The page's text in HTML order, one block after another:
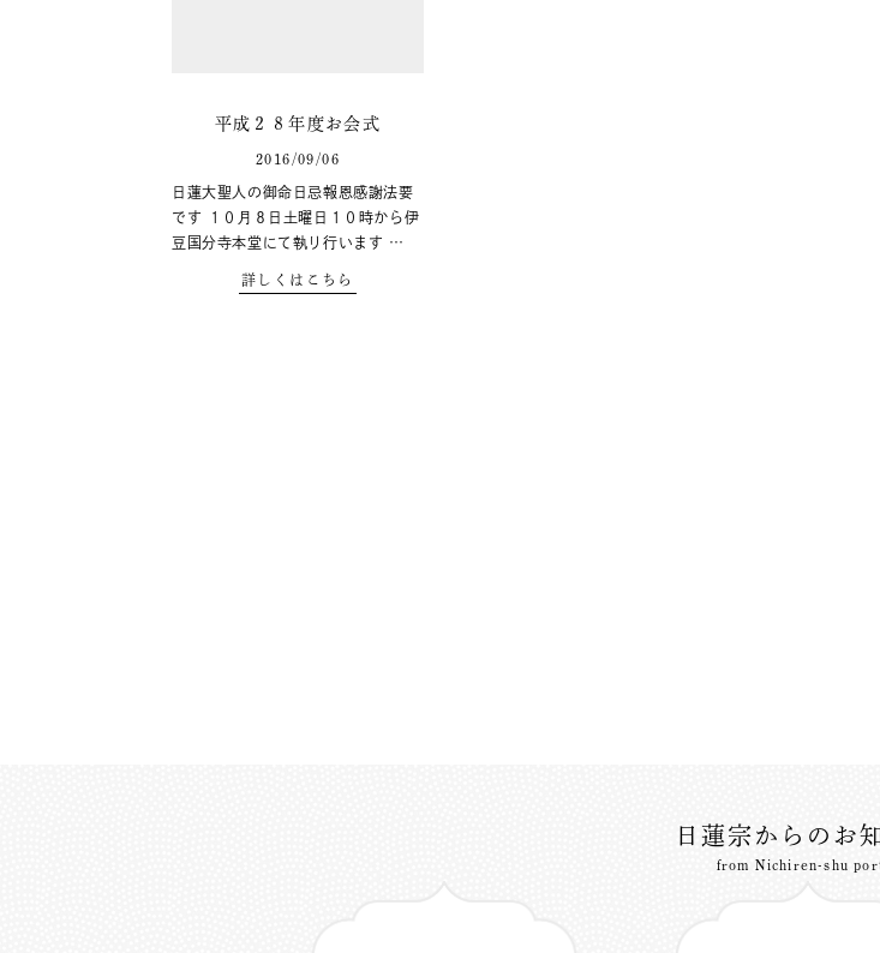
平成２８年度お会式
2016/09/06
日蓮大聖人の御命日忌報恩感謝法要
です １０月８日土曜日１０時から伊
豆国分寺本堂にて執り行います …
詳しくはこちら
日蓮宗からのお
from Nichiren-shu